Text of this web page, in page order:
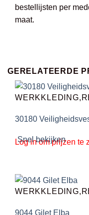
bestellijsten per
maat.
GERELATEERDE
Snel bekijken
30180
Log in om prijzen te
9044 Gilet Elba